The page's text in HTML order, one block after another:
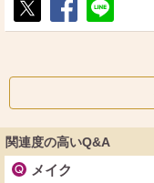
ポ
シ
送
関連度の高いQ&A
メイク